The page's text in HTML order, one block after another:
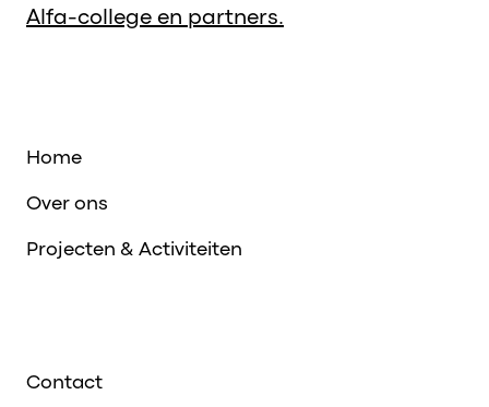
Alfa-college en partners.
Home
Over ons
Projecten & Activiteiten
Contact